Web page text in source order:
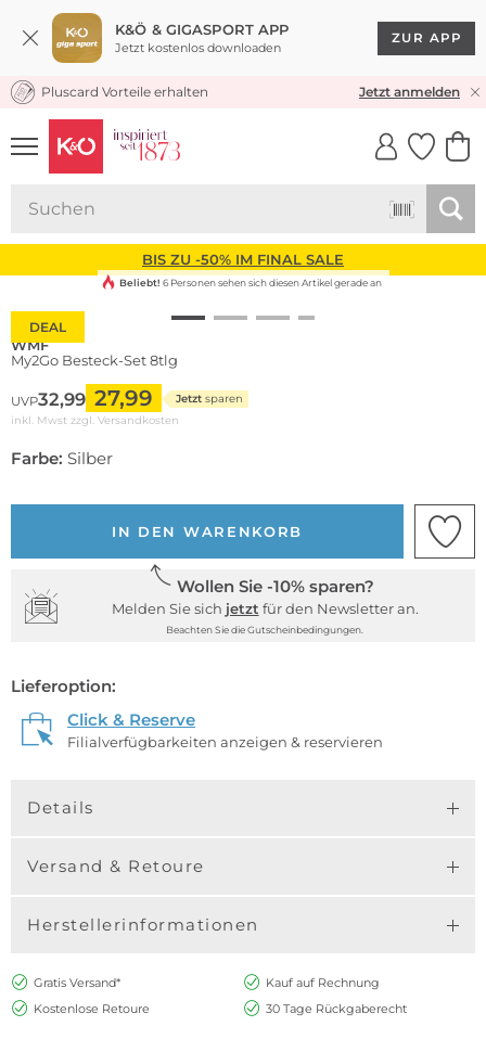
K&Ö & GIGASPORT APP
Jetzt kostenlos downloaden
ZUR APP
KOSTENLOSER VERSAND* & RÜCKVERSAND
Pluscard Vorteile erhalten Jetzt anmelden
UNSERE APP
CLICK &
BIS ZU -50% IM FINAL SALE
DEAL
Beliebt! 6 Personen sehen sich diesen Artikel gerade an
WMF
My2Go Besteck-Set 8tlg
UVP32,99 27,99 Jetzt sparen
inkl. Mwst zzgl. Versandkosten
Farbe: Silber
IN DEN WARENKORB
Wollen Sie -10% sparen?
Melden Sie sich jetzt für den Newsletter an.
Beachten Sie die Gutscheinbedingungen.
Lieferoption:
Click & Reserve
Filialverfügbarkeiten anzeigen & reservieren
Details
Versand & Retoure
Herstellerinformationen
Gratis Versand*
Kauf auf Rechnung
Kostenlose Retoure
30 Tage Rückgaberecht